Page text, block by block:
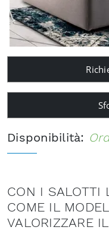
Disponibilità:
CON I SALOTTI
COME IL
VALORIZZARE